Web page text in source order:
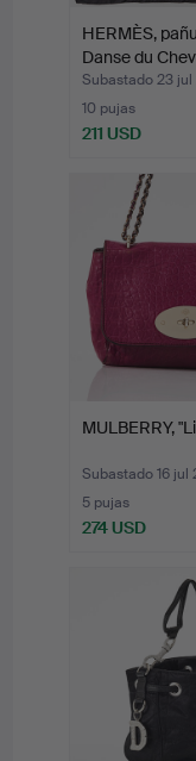
HERMÈS,
Danse du
Subastado 23
10 pujas
211 USD
MULBERRY,
Subastado 16 jul
5 pujas
274 USD